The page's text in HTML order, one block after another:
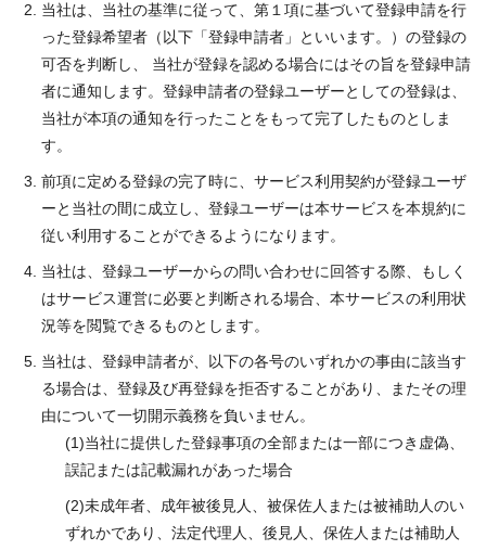
当社は、当社の基準に従って、第１項に基づいて登録申請を行
った登録希望者（以下「登録申請者」といいます。）の登録の
可否を判断し、 当社が登録を認める場合にはその旨を登録申請
者に通知します。登録申請者の登録ユーザーとしての登録は、
当社が本項の通知を行ったことをもって完了したものとしま
す。
前項に定める登録の完了時に、サービス利用契約が登録ユーザ
ーと当社の間に成立し、登録ユーザーは本サービスを本規約に
従い利用することができるようになります。
当社は、登録ユーザーからの問い合わせに回答する際、もしく
はサービス運営に必要と判断される場合、本サービスの利用状
況等を閲覧できるものとします。
当社は、登録申請者が、以下の各号のいずれかの事由に該当す
る場合は、登録及び再登録を拒否することがあり、またその理
由について一切開示義務を負いません。
当社に提供した登録事項の全部または一部につき虚偽、
誤記または記載漏れがあった場合
未成年者、成年被後見人、被保佐人または被補助人のい
ずれかであり、法定代理人、後見人、保佐人または補助人